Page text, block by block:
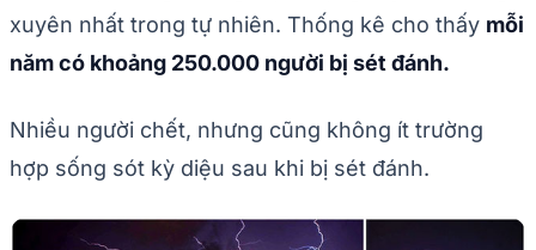
xuyên nhất trong tự nhiên. Thống kê cho thấy mỗi
năm có khoảng 250.000 người bị sét đánh.
Nhiều người chết, nhưng cũng không ít trường
hợp sống sót kỳ diệu sau khi bị sét đánh.